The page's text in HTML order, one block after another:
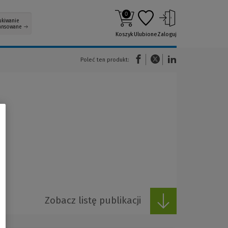
0
KoszykUlubioneZaloguj
Poleć ten produkt:
(Nowe okno)(Link do innej strony)
Zobacz listę publikacji